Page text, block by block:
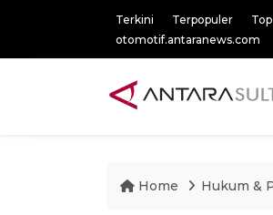
Terkini Terpopuler
otomotif.antaranews.com
Home Hukum &